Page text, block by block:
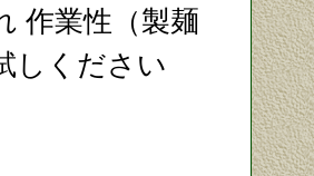
作業性（製麺
しください